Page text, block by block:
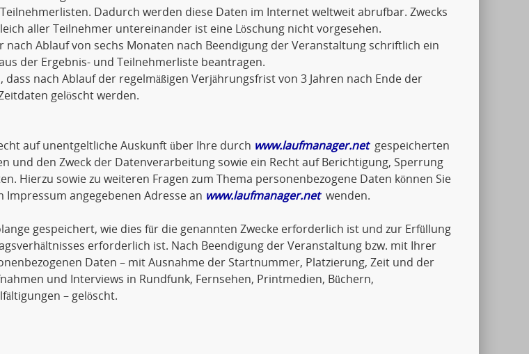
Dadurch werden diese Daten im Internet weltweit abrufbar. Zwecks
aller Teilnehmer untereinander ist eine Löschung nicht vorgesehen.
nach Ablauf von sechs Monaten nach Beendigung der Veranstaltung schriftlich ein
der Ergebnis- und Teilnehmerliste beantragen.
nach Ablauf der regelmäßigen Verjährungsfrist von 3 Jahren nach Ende der
gelöscht werden.
auf unentgeltliche Auskunft über Ihre durch www.laufmanager.netgespeicherten
und den Zweck der Datenverarbeitung sowie ein Recht auf Berichtigung, Sperrung
Hierzu sowie zu weiteren Fragen zum Thema personenbezogene Daten können Sie
angegebenen Adresse an www.laufmanager.netwenden.
gespeichert, wie dies für die genannten Zwecke erforderlich ist und zur Erfüllung
erforderlich ist. Nach Beendigung der Veranstaltung bzw. mit Ihrer
Daten – mit Ausnahme der Startnummer, Platzierung, Zeit und der
und Interviews in Rundfunk, Fernsehen, Printmedien, Büchern,
– gelöscht.